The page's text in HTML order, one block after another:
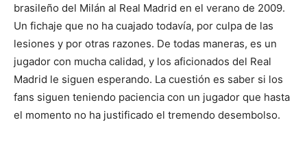
brasileño del Milán al Real Madrid en el verano de 2009.
Un fichaje que no ha cuajado todavía, por culpa de las
lesiones y por otras razones. De todas maneras, es un
jugador con mucha calidad, y los aficionados del Real
Madrid le siguen esperando. La cuestión es saber si los
fans siguen teniendo paciencia con un jugador que hasta
el momento no ha justificado el tremendo desembolso.